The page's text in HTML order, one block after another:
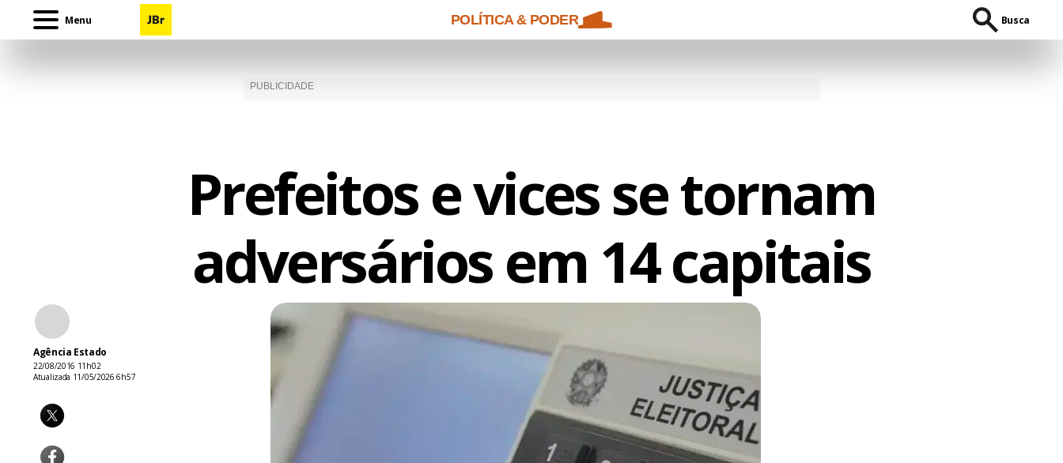
Menu POLÍTICA & PODER Busca
Prefeitos e vices se tornam
adversários em 14 capitais
Agência Estado
22/08/2016 11h02
Atualizada 11/05/2026 6h57